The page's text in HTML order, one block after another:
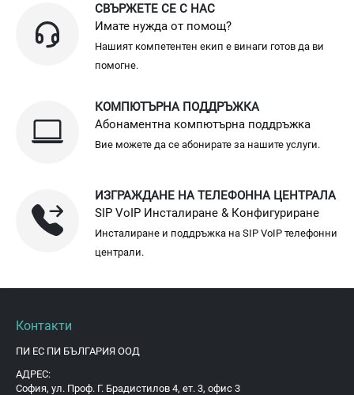
СВЪРЖЕТЕ СЕ С НАС
Имате нужда от помощ?
Нашият компетентен екип е винаги готов да ви
помогне.
КОМПЮТЪРНА ПОДДРЪЖКА
Абонаментна компютърна поддръжка
Вие можете да се абонирате за нашите услуги.
ИЗГРАЖДАНЕ НА ТЕЛЕФОННА ЦЕНТРАЛА
SIP VoIP Инсталиране & Конфигуриране
Инсталиране и поддръжка на SIP VoIP телефонни
централи.
Контакти
ПИ ЕС ПИ БЪЛГАРИЯ ООД
АДРЕС:
София, ул. Проф. Г. Брадистилов 4, ет. 3, офис 3